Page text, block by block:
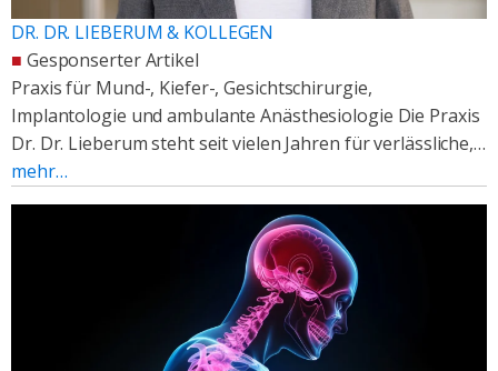
DR. DR. LIEBERUM & KOLLEGEN
■ Gesponserter Artikel
Praxis für Mund-, Kiefer-, Gesichtschirurgie,
Implantologie und ambulante Anästhesiologie Die Praxis
Dr. Dr. Lieberum steht seit vielen Jahren für verlässliche,…
mehr…